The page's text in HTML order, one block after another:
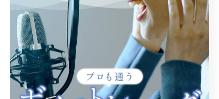
を膨らませるように深く息を吸い、無駄な力を入れずに
ゆっくりと息を吐くことがポイントです。
この呼吸法を徹底することで、声帯への負担が減り、安
定した発声と幅広い音域を無理なく出せるようになりま
す。例えば、最初は仰向けになってお腹に手を当て、呼
吸がしっかり下腹部に入っているか確認する練習が効果